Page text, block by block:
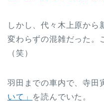
しかし、代々木上原から
変わらずの混雑だった。
（笑）
羽田までの車内で、寺田
いて」 を読んでいた。